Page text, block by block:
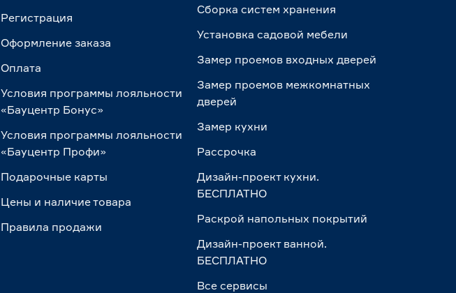
Регистрация
Оформление заказа
Оплата
Условия программы лояльности
«Бауцентр Бонус»
Условия программы лояльности
«Бауцентр Профи»
Подарочные карты
Цены и наличие товара
Правила продажи
Сборка систем хранения
Установка садовой мебели
Замер проемов входных дверей
Замер проемов межкомнатных
дверей
Замер кухни
Рассрочка
Дизайн-проект кухни.
БЕСПЛАТНО
Раскрой напольных покрытий
Дизайн-проект ванной.
БЕСПЛАТНО
Все сервисы